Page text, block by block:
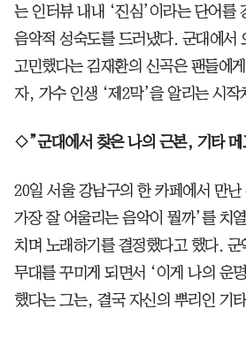
는 인터뷰 내내 ‘진심’이라는 단어를
음악적 성숙도를 드러냈다. 군대에서
고민했다는 김재환의 신곡은 팬들에
자, 가수 인생 ‘제2막’을 알리는 시작
◇”군대에서 찾은 나의 근본, 기타 메
20일 서울 강남구의 한 카페에서 만난
가장 잘 어울리는 음악이 뭘까’를 치
치며 노래하기를 결정했다고 했다.
무대를 꾸미게 되면서 ‘이게 나의 운
했다는 그는, 결국 자신의 뿌리인 기